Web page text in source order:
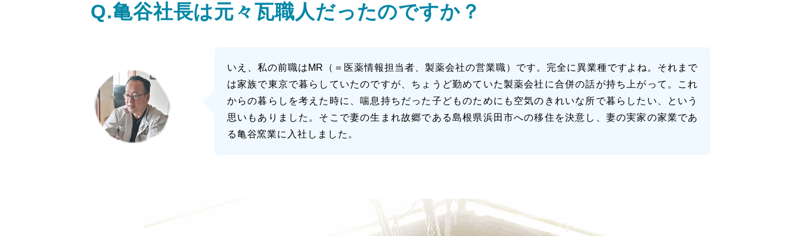
Q.亀谷社長は元々瓦職人だったのですか？
いえ、私の前職はMR（＝医薬情報担当者、製薬会社の営業職）です。完全に異業種ですよね。それまで
は家族で東京で暮らしていたのですが、ちょうど勤めていた製薬会社に合併の話が持ち上がって。これ
からの暮らしを考えた時に、喘息持ちだった子どものためにも空気のきれいな所で暮らしたい、という
思いもありました。そこで妻の生まれ故郷である島根県浜田市への移住を決意し、妻の実家の家業であ
る亀谷窯業に入社しました。